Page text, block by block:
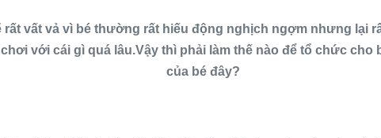
rất vất vả vì bé thường rất hiếu động nghịch ngợm nhưng lại
với cái gì quá lâu.Vậy thì phải làm thế nào để tổ chức
của bé đây?